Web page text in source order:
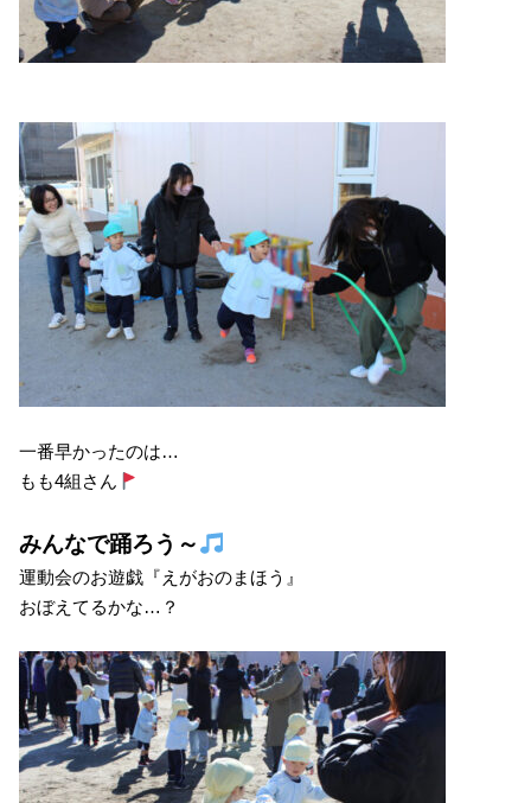
一番早かったのは…
もも4組さん
みんなで踊ろう～
運動会のお遊戯『えがおのまほう』
おぼえてるかな…？